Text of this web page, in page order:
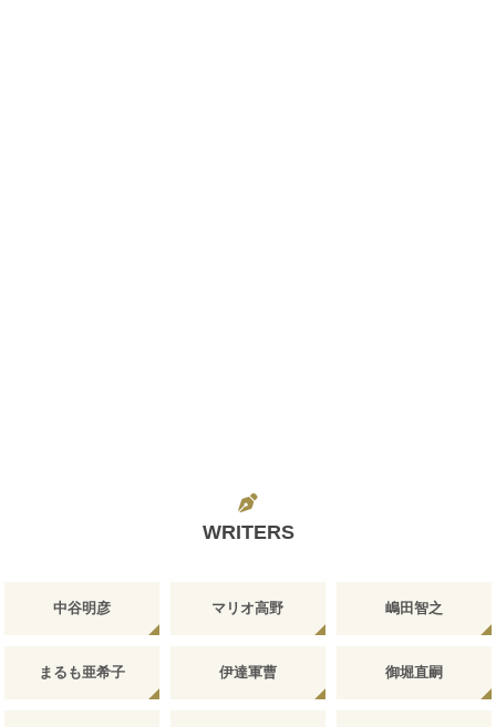
WRITERS
中谷明彦 マリオ高野 嶋田智之
まるも亜希子 伊達軍曹 御堀直嗣